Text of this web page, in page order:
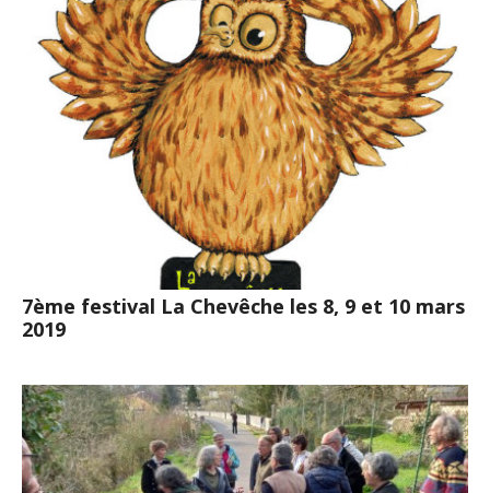
7ème festival La Chevêche les 8, 9 et 10 mars
2019